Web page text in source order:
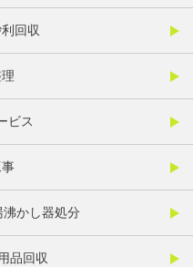
回収
ビス
沸かし器処分
品回収